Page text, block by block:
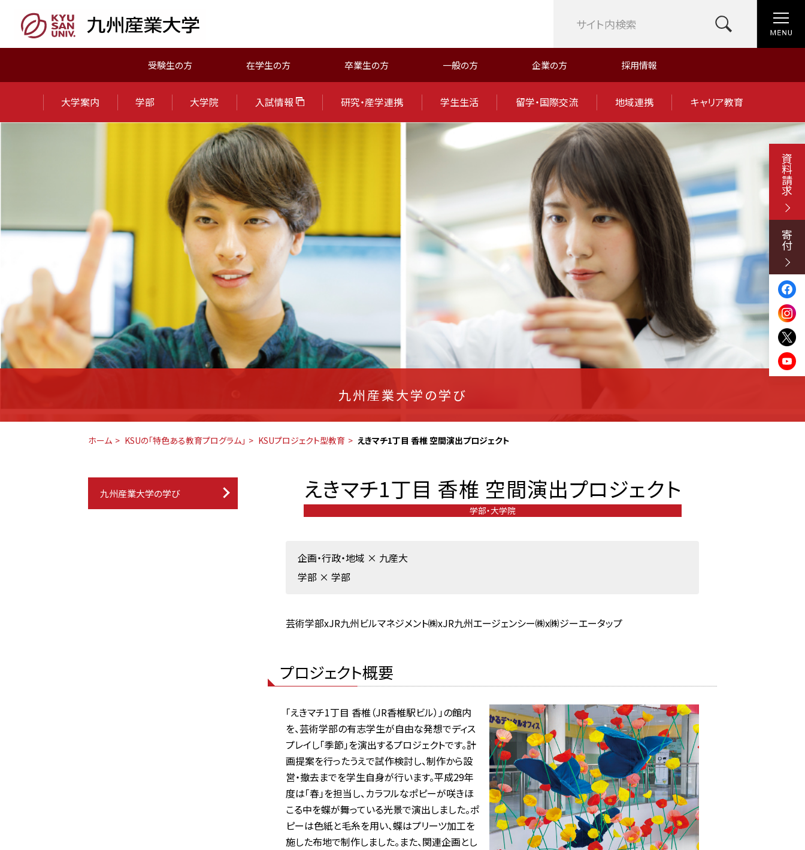
受験生の方 在学生の方 卒業生の方 一般の方 企業の方 採用情報
大学案内 学部 大学院 入試情報 研究・産学連携 学生生活 留学・国際交流 地域連携 キャリア教育
九州産業大学の学び
ホーム KSUの「特色ある教育プログラム」 KSUプロジェクト型教育 えきマチ1丁目 香椎 空間演出プロジェクト
えきマチ1丁目 香椎 空間演出プロジェクト
学部・大学院
企画・行政・地域 × 九産大
学部 × 学部
芸術学部xJR九州ビルマネジメント㈱xJR九州エージェンシー㈱x㈱ジーエータップ
プロジェクト概要
「えきマチ1丁目 香椎（JR香椎駅ビル）」の館内
を、芸術学部の有志学生が自由な発想でディス
プレイし「季節」を演出するプロジェクトです。計
画提案を行ったうえで試作検討し、制作から設
営・撤去までを学生自身が行います。平成29年
度は「春」を担当し、カラフルなポピーが咲きほ
こる中を蝶が舞っている光景で演出しました。ポ
ピーは色紙と毛糸を用い、蝶はプリーツ加工を
施した布地で制作しました。また、関連企画とし
九州産業大学の学び
資料請求
寄付